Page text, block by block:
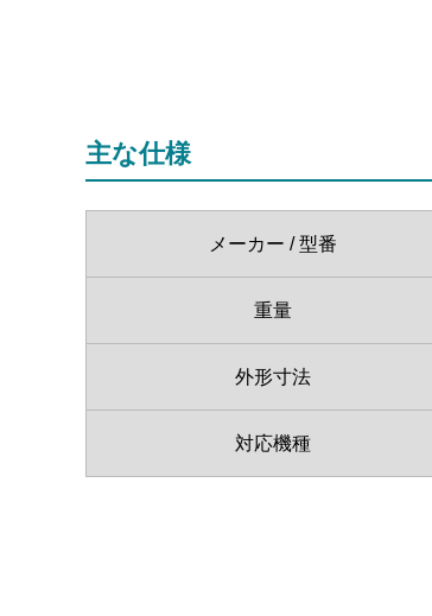
主な仕様
メーカー / 型番
重量
外形寸法
対応機種